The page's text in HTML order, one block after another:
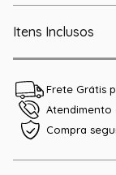
Itens Inclusos
Frete Grátis
Compra